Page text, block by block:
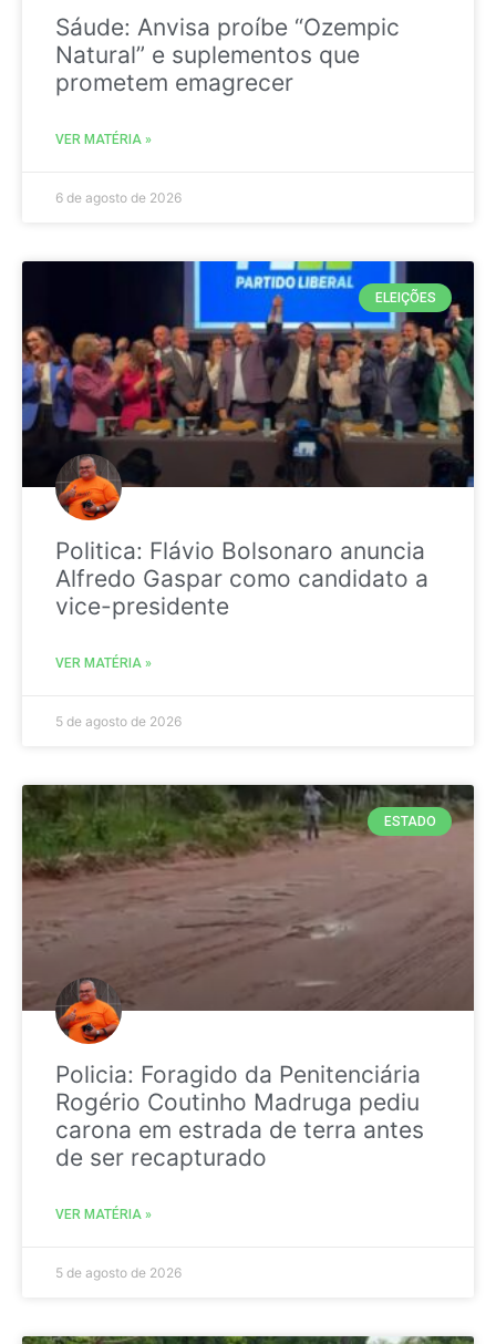
Sáude: Anvisa proíbe “Ozempic
Natural” e suplementos que
prometem emagrecer
VER MATÉRIA »
6 de agosto de 2026
ELEIÇÕES
Politica: Flávio Bolsonaro anuncia
Alfredo Gaspar como candidato a
vice-presidente
VER MATÉRIA »
5 de agosto de 2026
ESTADO
Policia: Foragido da Penitenciária
Rogério Coutinho Madruga pediu
carona em estrada de terra antes
de ser recapturado
VER MATÉRIA »
5 de agosto de 2026